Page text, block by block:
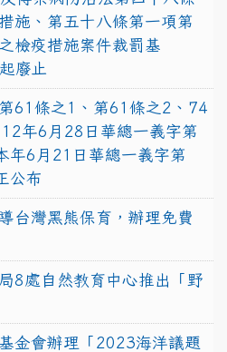
施、第五十八條第一項第
檢疫措施案件裁罰基
廢止
61條之1、第61條之2、74
年6月28日華總一義字第
6月21日華總一義字第
公布
台灣黑熊保育，辦理免費
8處自然教育中心推出「野
金會辦理「2023海洋議題